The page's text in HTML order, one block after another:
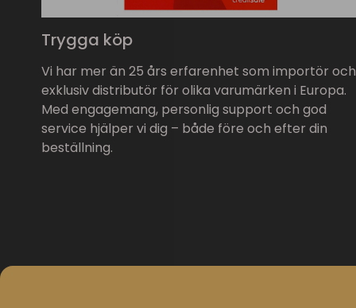
Trygga köp
Vi har mer än 25 års erfarenhet som importör och
exklusiv distributör för olika varumärken i Europa.
Med engagemang, personlig support och god
service hjälper vi dig – både före och efter din
beställning.